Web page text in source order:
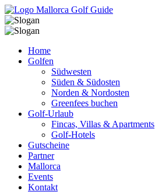
Home
Golfen
Südwesten
Süden & Südosten
Norden & Nordosten
Greenfees buchen
Golf-Urlaub
Fincas, Villas & Apartments
Golf-Hotels
Gutscheine
Partner
Mallorca
Events
Kontakt